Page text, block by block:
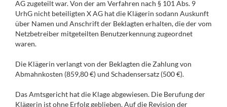
AG zugeteilt war. Von der am Verfahren nach § 101 Abs. 9
UrhG nicht beteiligten X AG hat die Klägerin sodann Auskunft
über Namen und Anschrift der Beklagten erhalten, die der vom
Netzbetreiber mitgeteilten Benutzerkennung zugeordnet
waren.
Die Klägerin verlangt von der Beklagten die Zahlung von
Abmahnkosten (859,80 €) und Schadensersatz (500 €).
Das Amtsgericht hat die Klage abgewiesen. Die Berufung der
Klägerin ist ohne Erfolg geblieben. Auf die Revision der